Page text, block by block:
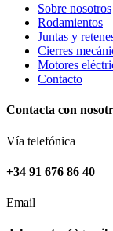
Sobre nosotros
Rodamientos
Juntas y
Cierres
Motores
Contacto
Contacta con
Vía telefónica
+34 91 676 86 40
Email